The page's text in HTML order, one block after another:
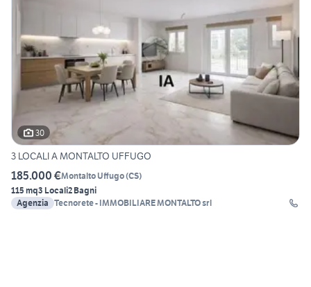
30
3 LOCALI A MONTALTO UFFUGO
185.000 €Montalto Uffugo(CS)
115 mq3 Locali2 Bagni
Agenzia Tecnorete - IMMOBILIARE MONTALTO srl